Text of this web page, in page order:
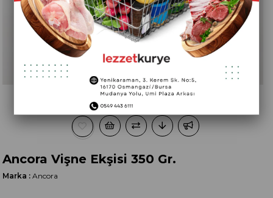
Ancora Vişne Ekşisi 350 Gr.
Marka : Ancora